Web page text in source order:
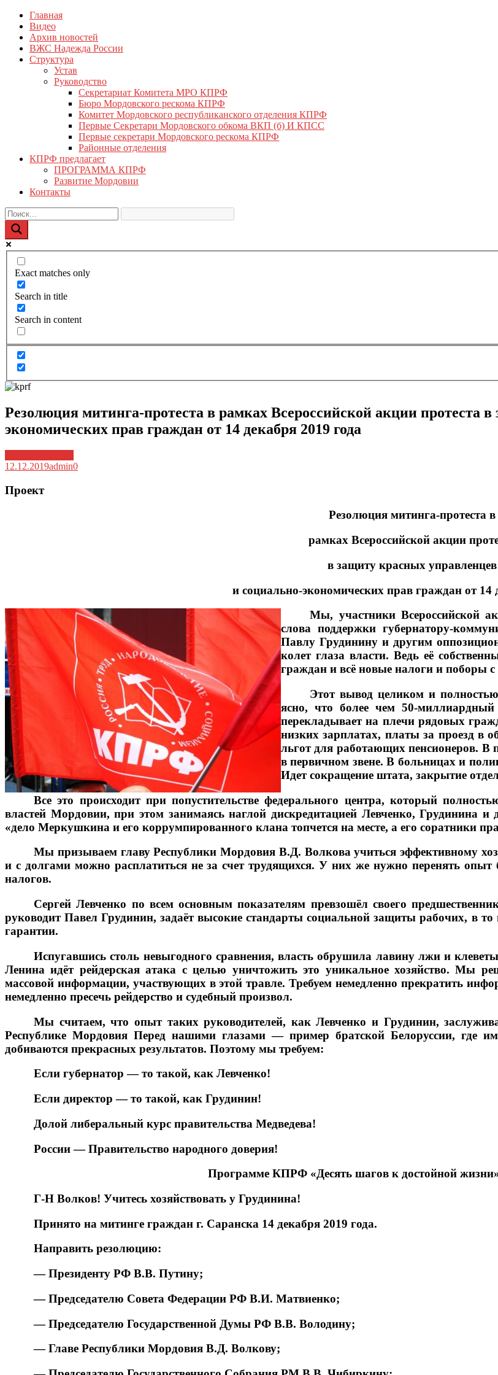
Перейти
содержимому
КПРФ Мордовия
Мордовское Региональное отделение КПРФ
Главная
Видео
Архив новостей
ВЖС Надежда России
Структура
Устав
Руководство
Секретариат Комитета МРО КПРФ
Бюро Мордовского рескома КПРФ
Комитет Мордовского республиканского отделения КПРФ
Первые Секретари Мордовского обкома ВКП (б) И КПСС
Первые секретари Мордовского рескома КПРФ
Районные отделения
КПРФ предлагает
ПРОГРАММА КПРФ
Развитие Мордовии
Контакты
Exact matches only
Search in title
Search in content
Резолюция митинга-протеста в рамках Всероссийской акции протеста
экономических прав граждан от 14 декабря 2019 года
12.12.2019admin0
Проект
Резолюция митинга-протеста в
рамках Всероссийской акции
в защиту красных управленцев
и социально-экономических прав граждан от 14
Мы, участники Всероссийской
слова поддержки губернатору-
Павлу Грудинину и другим
колет глаза власти. Ведь её
граждан и всё новые налоги и поборы с
Этот вывод целиком и
ясно, что более чем 50-миллиардный
перекладывает на плечи рядовых
низких зарплатах, платы за проезд в
льгот для работающих пенсионеров. В
в первичном звене. В больницах и
Идет сокращение штата, закрытие
Все это происходит при попустительстве федерального центра, который
властей Мордовии, при этом занимаясь наглой дискредитацией Левченко, Грудинина
«дело Меркушкина и его коррумпированного клана топчется на месте, а его соратники
Мы призываем главу Республики Мордовия В.Д. Волкова учиться эффективному
и с долгами можно расплатиться не за счет трудящихся. У них же нужно перенять
налогов.
Сергей Левченко по всем основным показателям превзошёл своего
руководит Павел Грудинин, задаёт высокие стандарты социальной защиты рабочих, в
гарантии.
Испугавшись столь невыгодного сравнения, власть обрушила лавину лжи и
Ленина идёт рейдерская атака с целью уничтожить это уникальное хозяйство. Мы
массовой информации, участвующих в этой травле. Требуем немедленно прекратить
немедленно пресечь рейдерство и судебный произвол.
Мы считаем, что опыт таких руководителей, как Левченко и Грудинин,
Республике Мордовия Перед нашими глазами — пример братской Белоруссии, где
добиваются прекрасных результатов. Поэтому мы требуем:
Если губернатор — то такой, как Левченко!
Если директор — то такой, как Грудинин!
Долой либеральный курс правительства Медведева!
России — Правительство народного доверия!
Программе КПРФ «Десять шагов к достойной жизни»
Г-Н Волков! Учитесь хозяйствовать у Грудинина!
Принято на митинге граждан г. Саранска 14 декабря 2019 года.
Направить резолюцию:
— Президенту РФ В.В. Путину;
— Председателю Совета Федерации РФ В.И. Матвиенко;
— Председателю Государственной Думы РФ В.В. Володину;
— Главе Республики Мордовия В.Д. Волкову;